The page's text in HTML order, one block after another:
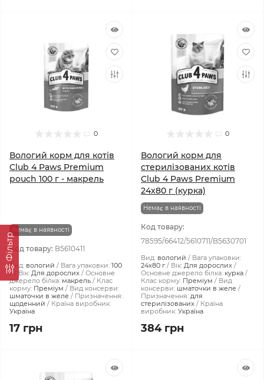
Фiльтр
0
Вологий корм для котів
Club 4 Paws Premium
pouch 100 г - макрель
Немає в наявності
Код товару: B5610411
Вид: вологий Вага упаковки: 100
г
Вік: Для дорослих
Основне
джерело білка: макрель
Клас
корму: Преміум
Вид консерви:
шматочки в желе
Призначення:
щоденний
Країна виробник:
Україна
17 грн
0
Вологий корм для
стерилізованих котів
Club 4 Paws Premium
24x80 г (курка)
Немає в наявності
Код товару:
78595/66412/5610711/B5630701
Вид: вологий
Вага упаковки:
24x80 г
Вік: Для дорослих
Основне джерело білка: курка
Клас корму: Преміум
Вид
консерви: шматочки в желе
Призначення: для
стерилізованих
Країна
виробник: Україна
384 грн